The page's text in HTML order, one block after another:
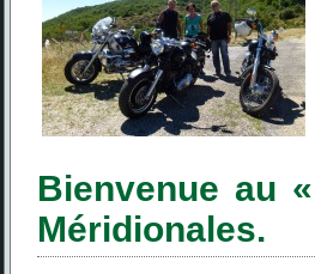
Bienvenue au
Méridionales.